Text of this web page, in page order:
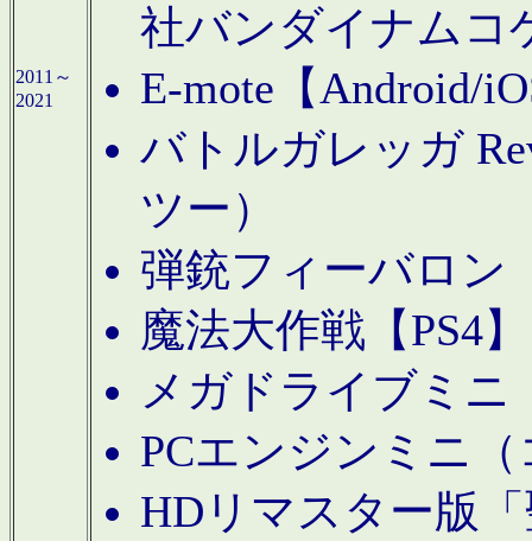
2011～
2021
社バンダイナムコ
E-mote【Android/
バトルガレッガ
ツー）
弾銃フィーバロン
魔法大作戦【PS4
メガドライブミニ
PCエンジンミニ
HDリマスター版